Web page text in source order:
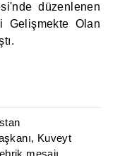
düzenlenen
Gelişmekte Olan
Kuveyt
mesajı